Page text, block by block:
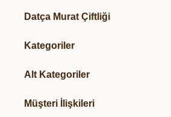
Datça Murat Çiftliği
Mağazalarımız
Üretim Felsefemiz
Hediye Paketlerimiz
Kategoriler
Taze Sebze & Meyveler
Süt & Süt Ürünleri
Alt Kategoriler
Organik Sirke
Müşteri İlişkileri